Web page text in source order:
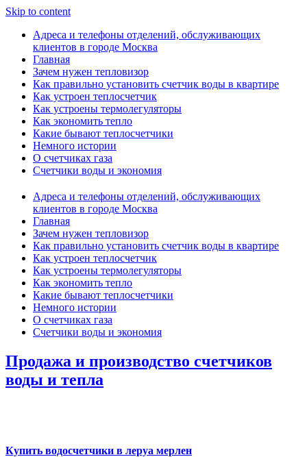
Skip to content
Адреса и телефоны отделений, обслуживающих
клиентов в городе Москва
Главная
Зачем нужен тепловизор
Как правильно установить счетчик воды в квартире
Как устроен теплосчетчик
Как устроены термолегуляторы
Как экономить тепло
Какие бывают теплосчетчики
Немного истории
О счетчиках газа
Счетчики воды и экономия
Адреса и телефоны отделений, обслуживающих
клиентов в городе Москва
Главная
Зачем нужен тепловизор
Как правильно установить счетчик воды в квартире
Как устроен теплосчетчик
Как устроены термолегуляторы
Как экономить тепло
Какие бывают теплосчетчики
Немного истории
О счетчиках газа
Счетчики воды и экономия
Продажа и производство счетчиков
воды и тепла
Купить водосчетчики в леруа мерлен